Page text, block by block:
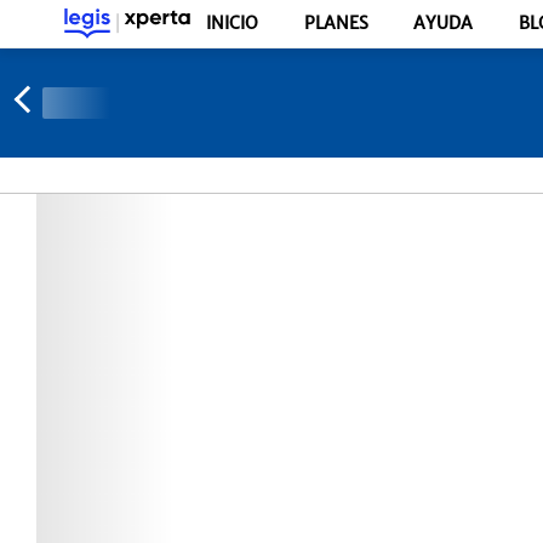
INICIO PLANES AYUDA